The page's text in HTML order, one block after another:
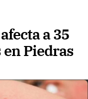
a 35
Piedras